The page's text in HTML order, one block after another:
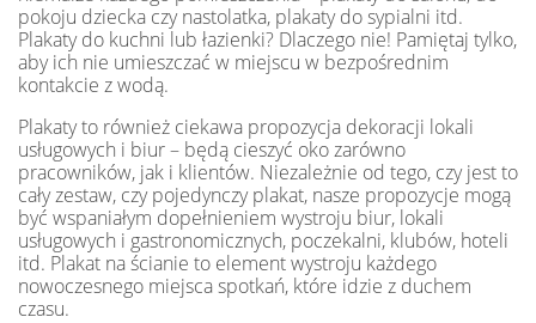
pokoju dziecka czy nastolatka, plakaty do sypialni itd.
Plakaty do kuchni lub łazienki? Dlaczego nie! Pamiętaj tylko,
aby ich nie umieszczać w miejscu w bezpośrednim
kontakcie z wodą.
Plakaty to również ciekawa propozycja dekoracji lokali
usługowych i biur – będą cieszyć oko zarówno
pracowników, jak i klientów. Niezależnie od tego, czy jest to
cały zestaw, czy pojedynczy plakat, nasze propozycje mogą
być wspaniałym dopełnieniem wystroju biur, lokali
usługowych i gastronomicznych, poczekalni, klubów, hoteli
itd. Plakat na ścianie to element wystroju każdego
nowoczesnego miejsca spotkań, które idzie z duchem
czasu.